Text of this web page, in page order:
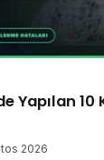
Yapılan
2026